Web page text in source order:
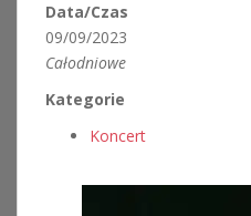
Data/Czas
09/09/2023
Całodniowe
Kategorie
Koncert